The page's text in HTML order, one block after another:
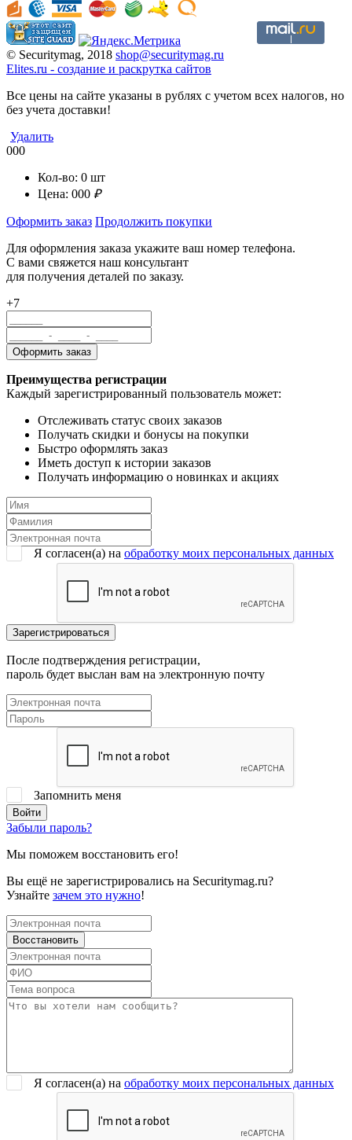
© Securitymag, 2018 shop@securitymag.ru
Elites.ru - cоздание и раскрутка сайтов
Все цены на сайте указаны в рублях с учетом всех налогов, но
без учета доставки!
Удалить
000
Кол-во: 0 шт
Цена: 000 ₽
Оформить заказ Продолжить покупки
Для оформления заказа укажите ваш номер телефона.
С вами свяжется наш консультант
для получения деталей по заказу.
+7
Преимущества регистрации
Каждый зарегистрированный пользователь может:
Отслеживать статус своих заказов
Получать скидки и бонусы на покупки
Быстро оформлять заказ
Иметь доступ к истории заказов
Получать информацию о новинках и акциях
Я согласен(a) на обработку моих персональных данных
После подтверждения регистрации,
пароль будет выслан вам на электронную почту
Запомнить меня
Забыли пароль?
Мы поможем восстановить его!
Вы ещё не зарегистрировались на Securitymag.ru?
Узнайте зачем это нужно!
Я согласен(a) на обработку моих персональных данных